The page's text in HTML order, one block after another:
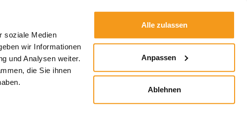
soziale Medien
wir Informationen
und Analysen weiter.
die Sie ihnen
Alle zulassen
Anpassen
Ablehnen
den ich jederzeit mit dem Link im Newsletter
Kostenlos abonnieren